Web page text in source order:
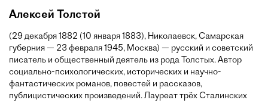
Алексей Толстой
(29 декабря 1882 (10 января 1883), Николаевск, Самарская
губерния — 23 февраля 1945, Москва) — русский и советский
писатель и общественный деятель из рода Толстых. Автор
социально-психологических, исторических и научно-
фантастических романов, повестей и рассказов,
публицистических произведений. Лауреат трёх Сталинских